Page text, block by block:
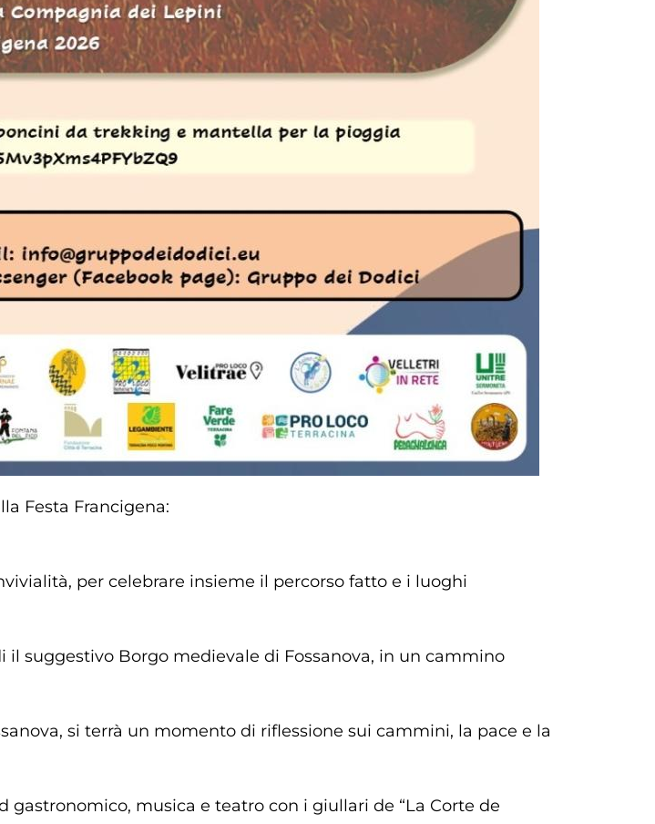
Festa Francigena:
per celebrare insieme il percorso fatto e i luoghi
suggestivo Borgo medievale di Fossanova, in un cammino
si terrà un momento di riflessione sui cammini, la pace e la
musica e teatro con i giullari de “La Corte de